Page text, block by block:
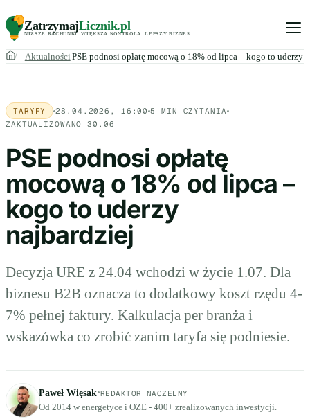
ZatrzymajLicznik.pl
NIŻSZE RACHUNKI. WIĘKSZA KONTROLA LEPSZY BIZNES
Aktualności PSE podnosi opłatę mocową o 18% od lipca – kogo to uderzy
TARYFY 28.04.2026, 16:00 5 MIN CZYTANIA
ZAKTUALIZOWANO 30.06
PSE podnosi opłatę
mocową o 18% od lipca –
kogo to uderzy
najbardziej
Decyzja URE z 24.04 wchodzi w życie 1.07. Dla
biznesu B2B oznacza to dodatkowy koszt rzędu 4-
7% pełnej faktury. Kalkulacja per branża i
wskazówka co zrobić zanim taryfa się podniesie.
Paweł Więsak·REDAKTOR NACZELNY
Od 2014 w energetyce i OZE - 400+ zrealizowanych inwestycji.